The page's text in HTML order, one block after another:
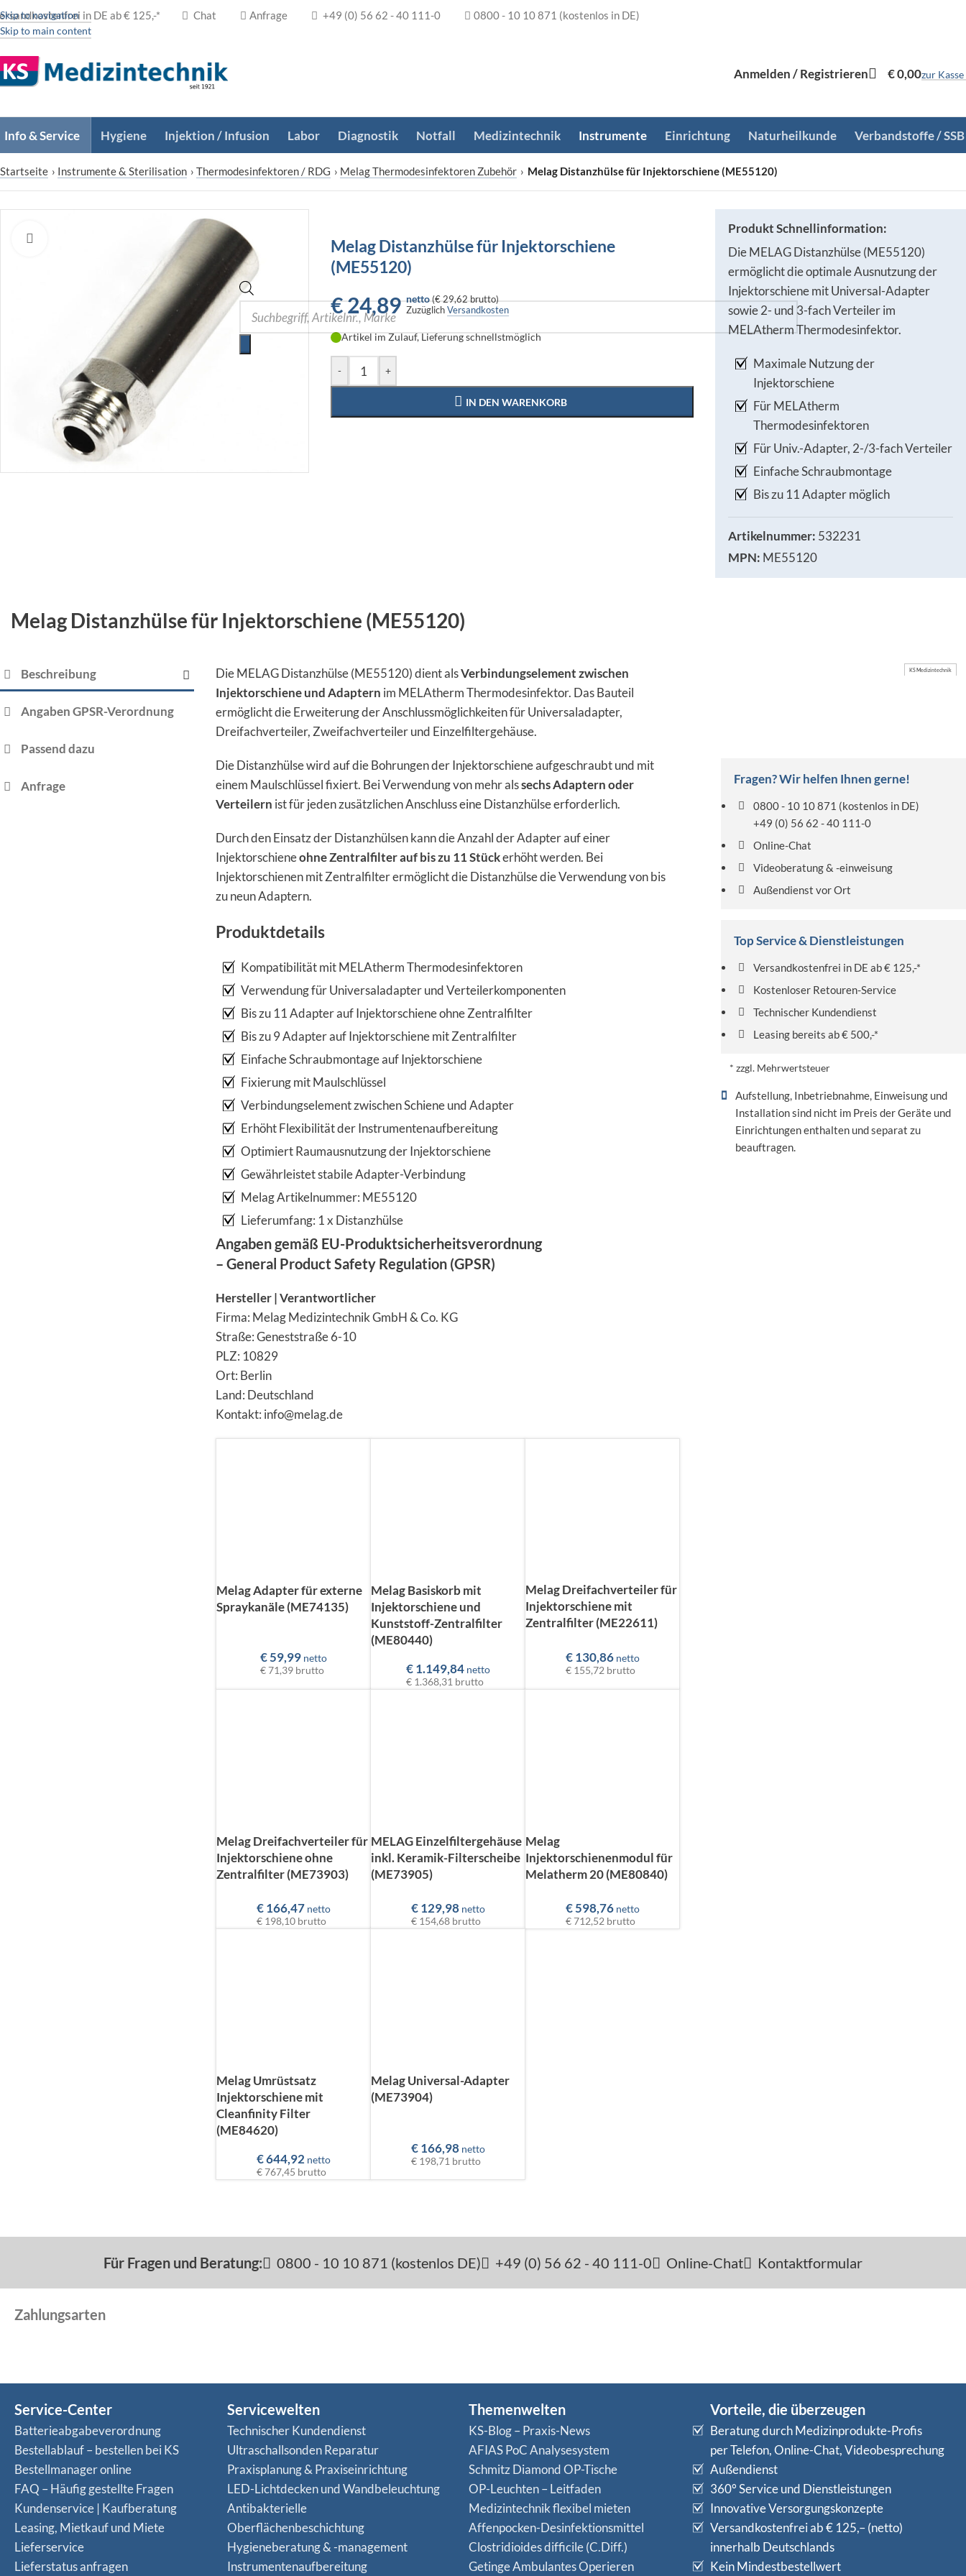
Skip to navigation
Skip to main content
in DE ab € 125,-* Chat Anfrage +49 (0) 56 62 - 40 111-0 0800 - 10 10 871 (kostenlos in DE)
Anmelden / Registrieren €0,00zur Kasse
Info & Service Hygiene Injektion / Infusion Labor Diagnostik Notfall Medizintechnik Instrumente Einrichtung Naturheilkunde Verbandstoffe / SSB
Startseite › Instrumente & Sterilisation › Thermodesinfektoren / RDG › Melag Thermodesinfektoren Zubehör › Melag Distanzhülse für Injektorschiene (ME55120)
Melag Distanzhülse für Injektorschiene
(ME55120)
€24,89 netto(€ 29,62brutto)
ZuzüglichVersandkosten
Artikel im Zulauf, Lieferung schnellstmöglich
- +
IN DEN WARENKORB
Produkt Schnellinformation:
Die MELAG Distanzhülse (ME55120)
ermöglicht die optimale Ausnutzung der
Injektorschiene mit Universal-Adapter
sowie 2- und 3-fach Verteiler im
MELAtherm Thermodesinfektor.
Maximale Nutzung der
Injektorschiene
Für MELAtherm
Thermodesinfektoren
Für Univ.-Adapter, 2-/3-fach Verteiler
Einfache Schraubmontage
Bis zu 11 Adapter möglich
Artikelnummer: 532231
MPN: ME55120
Melag Distanzhülse für Injektorschiene (ME55120)
Beschreibung
Angaben GPSR-Verordnung
Passend dazu
Anfrage
Die MELAG Distanzhülse (ME55120) dient alsVerbindungselement zwischen
Injektorschiene und Adaptern im MELAtherm Thermodesinfektor. Das Bauteil
ermöglicht die Erweiterung der Anschlussmöglichkeiten für Universaladapter,
Dreifachverteiler, Zweifachverteiler und Einzelfiltergehäuse.
Die Distanzhülse wird auf die Bohrungen der Injektorschiene aufgeschraubt und mit
einem Maulschlüssel fixiert. Bei Verwendung von mehr alssechs Adaptern oder
Verteilern ist für jeden zusätzlichen Anschluss eine Distanzhülse erforderlich.
Durch den Einsatz der Distanzhülsen kann die Anzahl der Adapter auf einer
Injektorschieneohne Zentralfilter auf bis zu 11 Stückerhöht werden. Bei
Injektorschienen mit Zentralfilter ermöglicht die Distanzhülse die Verwendung von bis
zu neun Adaptern.
Produktdetails
Kompatibilität mit MELAtherm Thermodesinfektoren
Verwendung für Universaladapter und Verteilerkomponenten
Bis zu 11 Adapter auf Injektorschiene ohne Zentralfilter
Bis zu 9 Adapter auf Injektorschiene mit Zentralfilter
Einfache Schraubmontage auf Injektorschiene
Fixierung mit Maulschlüssel
Verbindungselement zwischen Schiene und Adapter
Erhöht Flexibilität der Instrumentenaufbereitung
Optimiert Raumausnutzung der Injektorschiene
Gewährleistet stabile Adapter-Verbindung
Melag Artikelnummer: ME55120
Lieferumfang: 1 x Distanzhülse
Angaben gemäß EU-Produktsicherheitsverordnung
– General Product Safety Regulation (GPSR)
Hersteller | Verantwortlicher
Firma: Melag Medizintechnik GmbH & Co. KG
Straße: Geneststraße 6-10
PLZ: 10829
Ort: Berlin
Land: Deutschland
Kontakt: info@melag.de
Melag Adapter für externe
Spraykanäle (ME74135)
€59,99 netto
€ 71,39 brutto
Melag Basiskorb mit
Injektorschiene und
Kunststoff-Zentralfilter
(ME80440)
€1.149,84 netto
€ 1.368,31 brutto
Melag Dreifachverteiler für
Injektorschiene mit
Zentralfilter (ME22611)
€130,86 netto
€ 155,72 brutto
Melag Dreifachverteiler für
Injektorschiene ohne
Zentralfilter (ME73903)
€166,47 netto
€ 198,10 brutto
MELAG Einzelfiltergehäuse
inkl. Keramik-Filterscheibe
(ME73905)
€129,98 netto
€ 154,68 brutto
Melag
Injektorschienenmodul für
Melatherm 20 (ME80840)
€598,76 netto
€ 712,52 brutto
Melag Umrüstsatz
Injektorschiene mit
Cleanfinity Filter
(ME84620)
€644,92 netto
€ 767,45 brutto
Melag Universal-Adapter
(ME73904)
€166,98 netto
€ 198,71 brutto
KS Medizintechnik
Fragen? Wir helfen Ihnen gerne!
0800 - 10 10 871 (kostenlos in DE)
+49 (0) 56 62 - 40 111-0
Online-Chat
Videoberatung & -einweisung
Außendienst vor Ort
Top Service & Dienstleistungen
Versandkostenfrei in DE ab € 125,-*
Kostenloser Retouren-Service
Technischer Kundendienst
Leasing bereits ab € 500,-*
* zzgl. Mehrwertsteuer
Aufstellung, Inbetriebnahme, Einweisung und
Installation sind nicht im Preis der Geräte und
Einrichtungen enthalten und separat zu
beauftragen.
Für Fragen und Beratung: 0800 - 10 10 871 (kostenlos DE) +49 (0) 56 62 - 40 111-0 Online-Chat Kontaktformular
Zahlungsarten
Service-Center
Batterieabgabeverordnung
Bestellablauf – bestellen bei KS
Bestellmanager online
FAQ – Häufig gestellte Fragen
Kundenservice | Kaufberatung
Leasing, Mietkauf und Miete
Lieferservice
Lieferstatus anfragen
Servicewelten
Technischer Kundendienst
Ultraschallsonden Reparatur
Praxisplanung & Praxiseinrichtung
LED-Lichtdecken und Wandbeleuchtung
Antibakterielle
Oberflächenbeschichtung
Hygieneberatung & -management
Instrumentenaufbereitung
Themenwelten
KS-Blog – Praxis-News
AFIAS PoC Analysesystem
Schmitz Diamond OP-Tische
OP-Leuchten – Leitfaden
Medizintechnik flexibel mieten
Affenpocken-Desinfektionsmittel
Clostridioides difficile (C.Diff.)
Getinge Ambulantes Operieren
Vorteile, die überzeugen
Beratung durch Medizinprodukte-Profis
per Telefon, Online-Chat, Videobesprechung
Außendienst
360° Service und Dienstleistungen
Innovative Versorgungskonzepte
Versandkostenfrei ab € 125,– (netto)
innerhalb Deutschlands
Kein Mindestbestellwert